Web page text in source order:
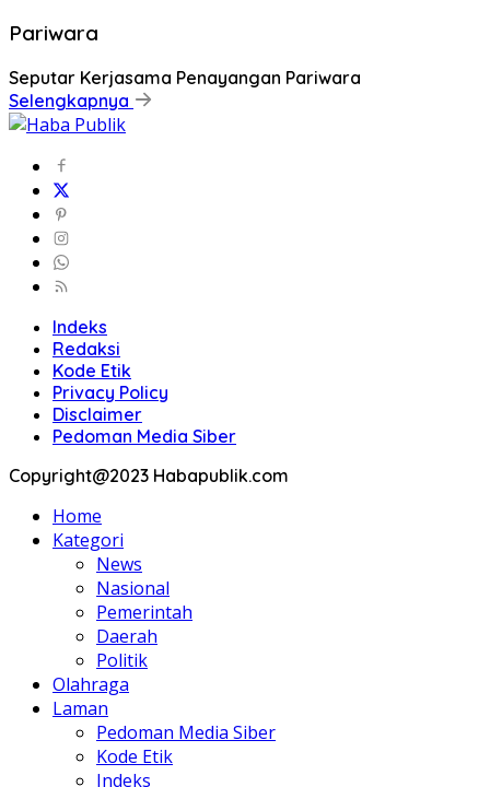
Pariwara
Seputar Kerjasama Penayangan Pariwara
Selengkapnya
Indeks
Redaksi
Kode Etik
Privacy Policy
Disclaimer
Pedoman Media Siber
Copyright@2023 Habapublik.com
Home
Kategori
News
Nasional
Pemerintah
Daerah
Politik
Olahraga
Laman
Pedoman Media Siber
Kode Etik
Indeks